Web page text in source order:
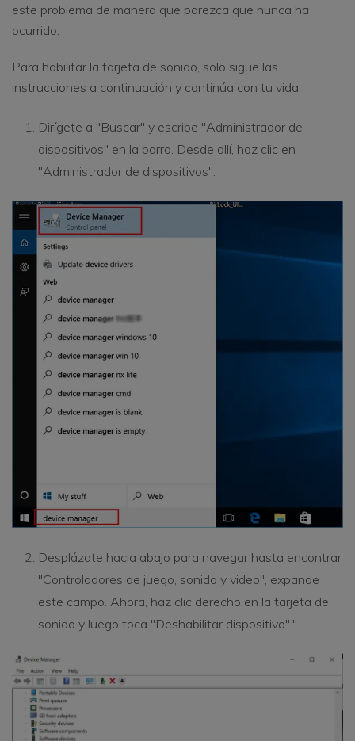
este problema de manera que parezca que nunca ha
ocurrido.
Para habilitar la tarjeta de sonido, solo sigue las
instrucciones a continuación y continúa con tu vida.
Dirígete a "Buscar" y escribe "Administrador de
dispositivos" en la barra. Desde allí, haz clic en
"Administrador de dispositivos".
Desplázate hacia abajo para navegar hasta encontrar
"Controladores de juego, sonido y video", expande
este campo. Ahora, haz clic derecho en la tarjeta de
sonido y luego toca "Deshabilitar dispositivo"."